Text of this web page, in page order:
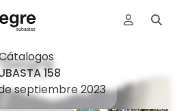
158
de septiembre 2023